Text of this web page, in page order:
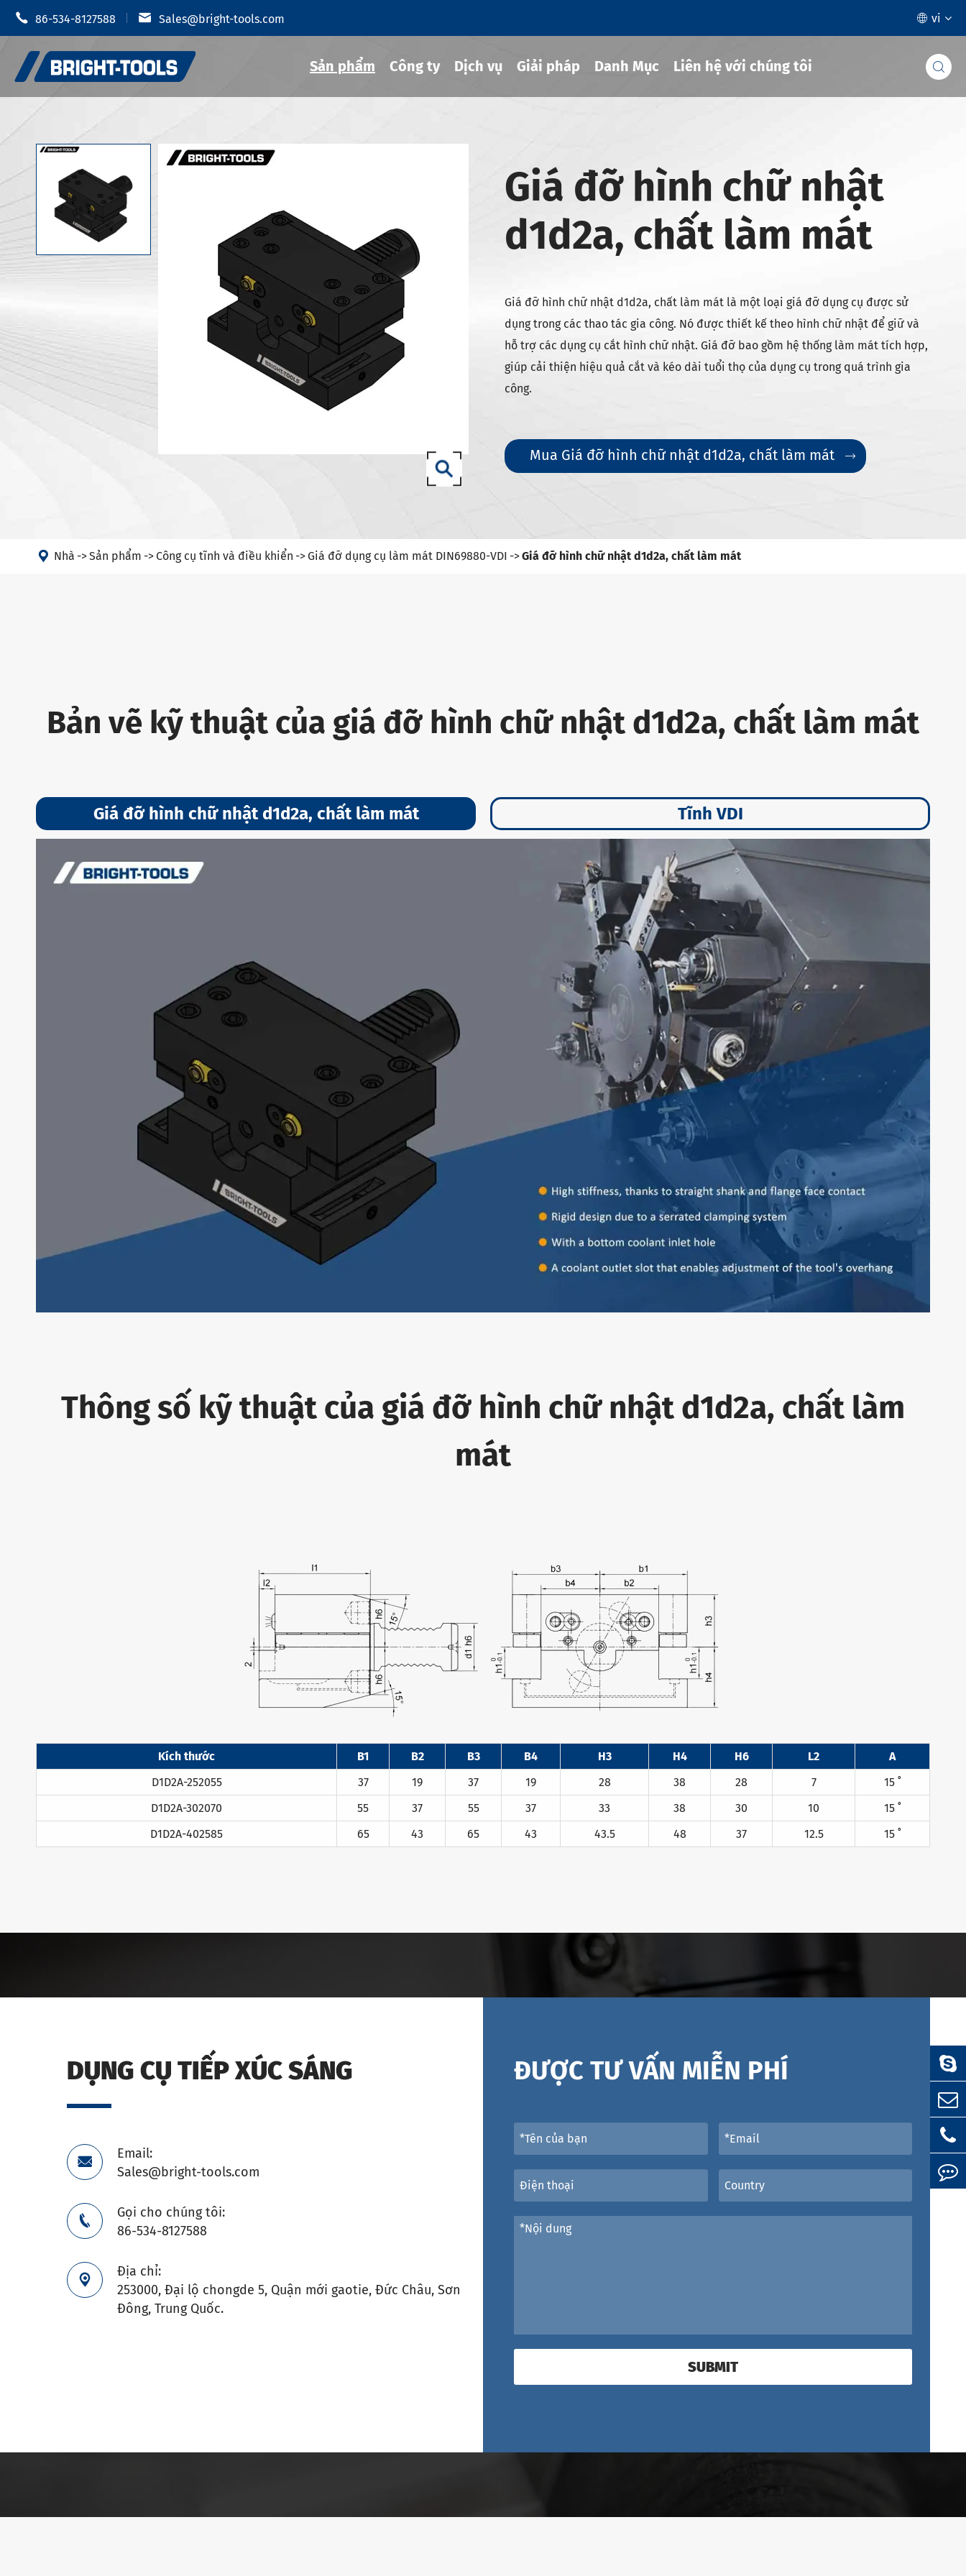
 86-534-8127588  Sales@bright-tools.com  vi
Sản phẩm
Giá đỡ dụng cụ CNC
Công cụ tĩnh và điều khiển
Giá đỡ dụng cụ co rút
Giá đỡ dụng cụ MOD
Giá đỡ dụng cụ JIS B 6339-bt
Giá đỡ dụng cụ JIS B 6339-bbt
Giá đỡ dụng cụ JIS B 6339-nbt
Giá đỡ dụng cụ DIN 69871-sk
Giá đỡ dụng cụ DIN 69871-iso
Hộp đựng dụng cụ Mèo/mèo ANSI b5.50
Giá đỡ dụng cụ DIN 69893 (ISO 12164) HSK-A
Giá đỡ dụng cụ DIN 69893 (ISO 12164) HSK-F
Hộp đựng dụng cụ din69893 (ISO12164-1)-
Giá đỡ dụng cụ GOST 25827-93
Công ty Dịch vụ Giải pháp Danh Mục Liên hệ với chúng tôi 
Giá đỡ hình chữ nhật
d1d2a, chất làm mát
Giá đỡ hình chữ nhật d1d2a, chất làm mát là một loại giá đỡ dụng cụ được sử
dụng trong các thao tác gia công. Nó được thiết kế theo hình chữ nhật để giữ và
hỗ trợ các dụng cụ cắt hình chữ nhật. Giá đỡ bao gồm hệ thống làm mát tích hợp,
giúp cải thiện hiệu quả cắt và kéo dài tuổi thọ của dụng cụ trong quá trình gia
công.
Mua Giá đỡ hình chữ nhật d1d2a, chất làm mát 
 Nhà Sản phẩm Công cụ tĩnh và điều khiển Giá đỡ dụng cụ làm mát DIN69880-VDI Giá đỡ hình chữ nhật d1d2a, chất làm mát
Bản vẽ kỹ thuật của giá đỡ hình chữ nhật d1d2a, chất làm mát
Giá đỡ hình chữ nhật d1d2a, chất làm mát Tĩnh VDI
Thông số kỹ thuật của giá đỡ hình chữ nhật d1d2a, chất làm
mát
Kích thước B1 B2 B3 B4 H3 H4 H6 L2
Α
D1D2A-252055
37 19 37 19 28 38 28 7
15 ˚
D1D2A-302070
55 37 55 37 33 38 30 10
15 ˚
D1D2A-402585
65 43 65 43 43.5 48 37 12.5 15 ˚
DỤNG CỤ TIẾP XÚC SÁNG

Email:
Sales@bright-tools.com

Gọi cho chúng tôi:
86-534-8127588

Địa chỉ:
253000, Đại lộ chongde 5, Quận mới gaotie, Đức Châu, Sơn
Đông, Trung Quốc.
ĐƯỢC TƯ VẤN MIỄN PHÍ
SUBMIT